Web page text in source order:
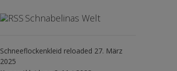
Schnabelinas Welt
Schneeflockenkleid reloaded 27. März
2025